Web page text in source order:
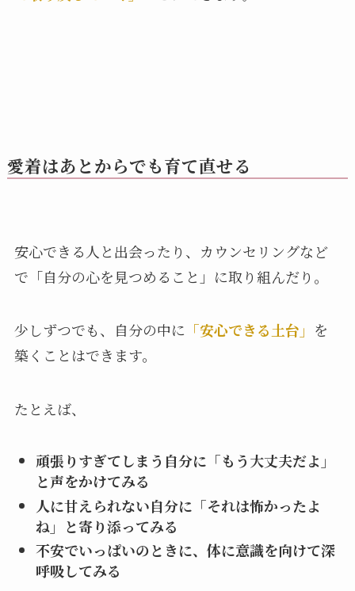
愛着はあとからでも育て直せる
安心できる人と出会ったり、カウンセリングなど
で「自分の心を見つめること」に取り組んだり。
少しずつでも、自分の中に 「安心できる土台」 を
築くことはできます。
たとえば、
頑張りすぎてしまう自分に「もう大丈夫だよ」
と声をかけてみる
人に甘えられない自分に「それは怖かったよ
ね」と寄り添ってみる
不安でいっぱいのときに、体に意識を向けて深
呼吸してみる